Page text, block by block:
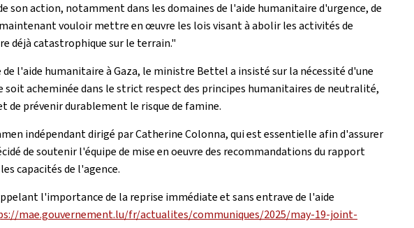
action, notamment dans les domaines de l'aide humanitaire d'urgence, de
vouloir mettre en œuvre les lois visant à abolir les activités de
déjà catastrophique sur le terrain."
l'aide humanitaire à Gaza, le ministre Bettel a insisté sur la nécessité d'une
acheminée dans le strict respect des principes humanitaires de neutralité,
prévenir durablement le risque de famine.
indépendant dirigé par Catherine Colonna, qui est essentielle afin d'assurer
de soutenir l'équipe de mise en oeuvre des recommandations du rapport
capacités de l'agence.
l'importance de la reprise immédiate et sans entrave de l'aide
mae.gouvernement.lu/fr/actualites/communiques/2025/may-19-joint-